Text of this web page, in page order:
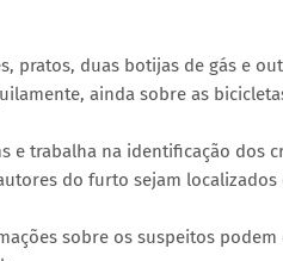
pratos, duas botijas de gás e
ainda sobre as
e trabalha na identificação dos
do furto sejam localizados
sobre os suspeitos